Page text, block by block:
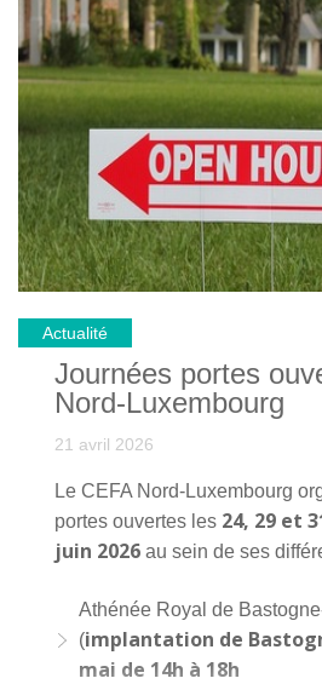
Actualité
Journées portes
Nord-Luxembourg
21 avril 2026
Le CEFA Nord-Luxembourg
portes ouvertes les 24, 29 et
juin 2026 au sein de ses
Athénée Royal de
(implantation de
mai de 14h à 18h